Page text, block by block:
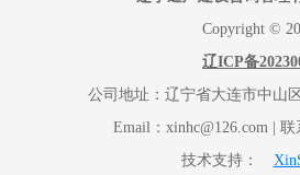
Copyright ©
辽ICP备
公司地址：辽宁省大连市中山
Email：xinhc@126.com |
技术支持：